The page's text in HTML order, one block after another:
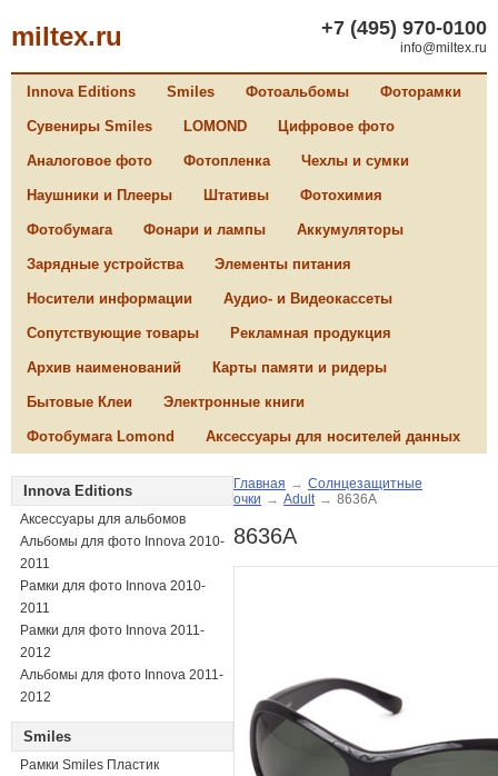
miltex.ru +7 (495) 970-0100
info@miltex.ru
Innova Editions Smiles Фотоальбомы Фоторамки
Сувениры Smiles LOMOND Цифровое фото
Аналоговое фото Фотопленка Чехлы и сумки
Наушники и Плееры Штативы Фотохимия
Фотобумага Фонари и лампы Аккумуляторы
Зарядные устройства Элементы питания
Носители информации Аудио- и Видеокассеты
Сопутствующие товары Рекламная продукция
Архив наименований Карты памяти и ридеры
Бытовые Клеи Электронные книги
Фотобумага Lomond Аксессуары для носителей данных
Innova Editions
Аксессуары для альбомов
Альбомы для фото Innova 2010-
2011
Рамки для фото Innova 2010-
2011
Рамки для фото Innova 2011-
2012
Альбомы для фото Innova 2011-
2012
Smiles
Рамки Smiles Пластик
Главная → Солнцезащитные
очки → Adult → 8636A
8636A